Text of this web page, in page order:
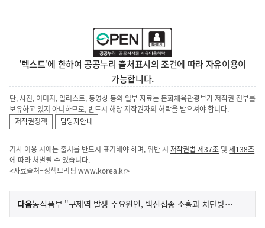
'텍스트'에 한하여 공공누리 출처표시의 조건에 따라 자유이용이
가능합니다.
단, 사진, 이미지, 일러스트, 동영상 등의 일부 자료는 문화체육관광부가 저작권 전부를
보유하고 있지 아니하므로, 반드시 해당 저작권자의 허락을 받으셔야 합니다.
저작권정책
담당자안내
기사 이용 시에는 출처를 반드시 표기해야 하며, 위반 시 저작권법 제37조 및제138조
에 따라 처벌될 수 있습니다.
<자료출처=정책브리핑 www.korea.kr>
이
전
다음기
사
농식품부 "구제역 발생 주요원인, 백신접종 소홀과 차단방역 미흡"